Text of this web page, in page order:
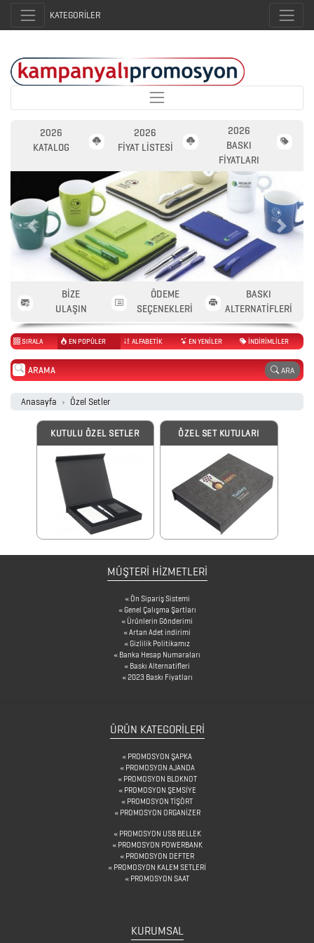
2026
PROMOSYON
AJANDA
2026
PROMOSYON
TAKVİM
ANAHTARLIK
ARABA
AKSESUARLARI
KATEGORİLER
2026
KATALOG
2026
FİYAT LİSTESİ
2026
BASKI
FİYATLARI
Previous Next
BİZE
ULAŞIN
ÖDEME
SEÇENEKLERİ
BASKI
ALTERNATİFLERİ
SIRALA EN POPÜLER ALFABETİK EN YENİLER İNDİRİMLİLER
ARA
Anasayfa Özel Setler
KUTULU ÖZEL SETLER ÖZEL SET KUTULARI
MÜŞTERİ HİZMETLERİ
Ön Sipariş Sistemi
Genel Çalışma Şartları
Ürünlerin Gönderimi
Artan Adet indirimi
Gizlilik Politikamız
Banka Hesap Numaraları
Baskı Alternatifleri
2023 Baskı Fiyatları
ÜRÜN KATEGORILERI
PROMOSYON ŞAPKA
PROMOSYON AJANDA
PROMOSYON BLOKNOT
PROMOSYON ŞEMSİYE
PROMOSYON TİŞÖRT
PROMOSYON ORGANİZER
PROMOSYON USB BELLEK
PROMOSYON POWERBANK
PROMOSYON DEFTER
PROMOSYON KALEM SETLERİ
PROMOSYON SAAT
KURUMSAL